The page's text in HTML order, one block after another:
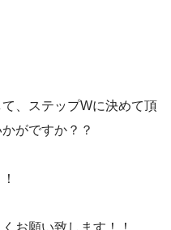
、ステップWに決めて頂
がですか？？
お願い致します！！